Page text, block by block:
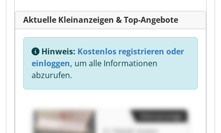
Aktuelle Kleinanzeigen & Top-Angebote
Hinweis: Kostenlos registrieren oder
einloggen, um alle Informationen
abzurufen.